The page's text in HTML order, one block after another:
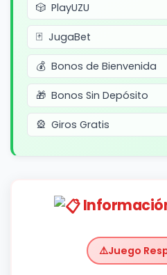
PlayUZU
JugaBet
Bonos de Bienvenida
Bonos Sin Depósito
Giros Gratis
Juego